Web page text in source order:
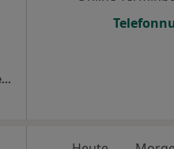
Arztpraxis Christian Schmauß Facharzt für Allgemeinmedizin